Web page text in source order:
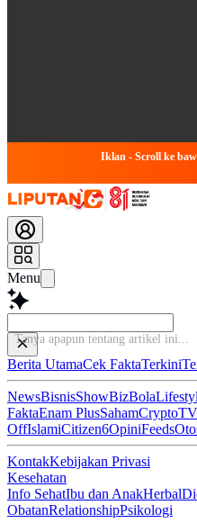
Iklan - Scroll ke
Menu
Tanya apapun te
Berita UtamaCek FaktaTerkini
NewsBisnisShowBizBola
FaktaEnam PlusSahamCryptoTV
OffIslamiCitizen6OpiniFeeds
KontakKebijakan Privasi
Kesehatan
Info SehatIbu dan AnakHerbal
ObatanRelationshipPsikologi